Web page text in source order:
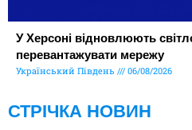
У Херсоні відновлюють
перевантажувати мережу
Український Південь 06/08/2026
СТРІЧКА НОВИН